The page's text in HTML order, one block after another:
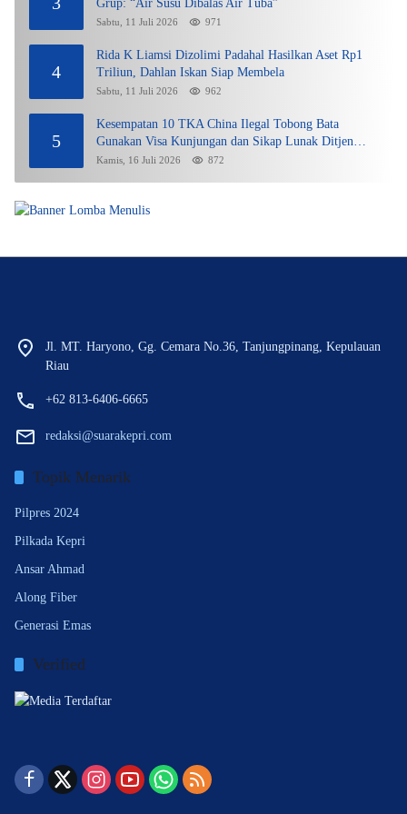
Grup: “Air Susu Dibalas Air Tuba”
Sabtu, 11 Juli 2026 971
4
Rida K Liamsi Dizolimi Padahal Hasilkan Aset Rp1
Triliun, Dahlan Iskan Siap Membela
Sabtu, 11 Juli 2026 962
5
Kesempatan 10 TKA China Ilegal Tobong Bata
Gunakan Visa Kunjungan dan Sikap Lunak Ditjen
Imigrasi Kepri?
Kamis, 16 Juli 2026 872
Jl. MT. Haryono, Gg. Cemara No.36, Tanjungpinang, Kepulauan
Riau
+62 813-6406-6665
redaksi@suarakepri.com
Topik Menarik
Pilpres 2024
Pilkada Kepri
Ansar Ahmad
Along Fiber
Generasi Emas
Verified